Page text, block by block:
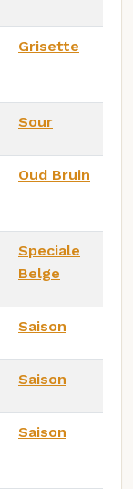
Grisette
Sour
Oud Bruin
Speciale
Belge
Saison
Saison
Saison